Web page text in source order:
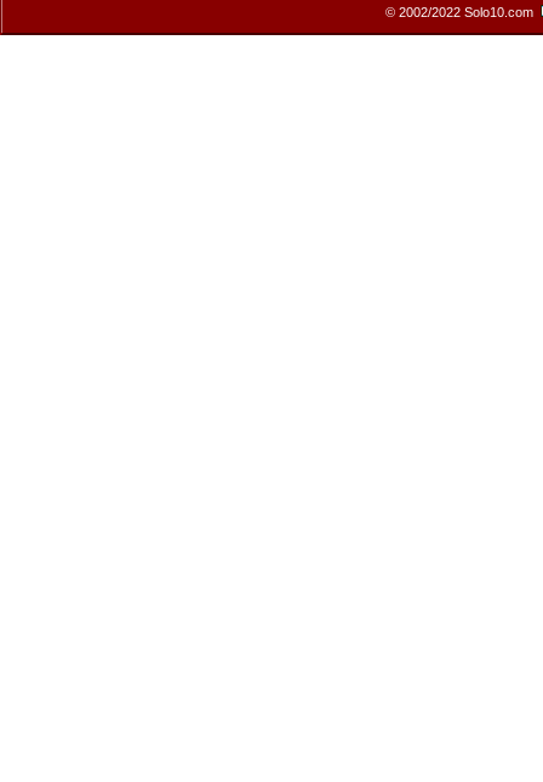
© 2002/2022 Solo10.com